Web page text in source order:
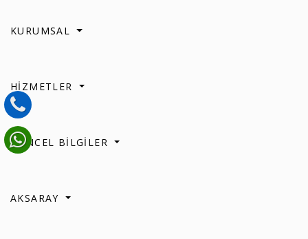
KURUMSAL
HİZMETLER
GÜNCEL BİLGİLER
AKSARAY